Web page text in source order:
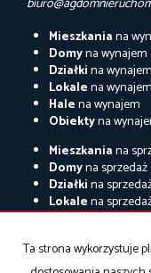
Mieszkaniana
Domyna wynajem
Działkina wynajem
Lokalena wynajem
Halena wynajem
Obiektyna
Mieszkaniana
Domyna sprzedaż
Działkina
Lokalena
Halena sprzedaż
Ta strona wykorzystuje